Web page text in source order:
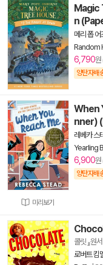
Magic
n
메리 폽 어
Random
6,790원
양탄자배
미리보기
When
nner)
레베카 스
Yearling
6,900원
양탄자배
콜릿 』원서
로버트 킴